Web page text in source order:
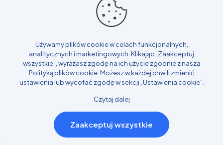
Transport
Rolnicze i Leśne
Blog
Realizacje
Kontakt
© 2025 Strona stworzona przez Design House| Wszelkie
prawa zastrzeżone
Używamy plików cookie w celach funkcjonalnych,
analitycznych i marketingowych. Klikając „Zaakceptuj
wszystkie”, wyrażasz zgodę na ich użycie zgodnie z naszą
Polityką plików cookie. Możesz w każdej chwili zmienić
ustawienia lub wycofać zgodę w sekcji „Ustawienia cookie”.
Czytaj dalej
Zaakceptuj wszystkie